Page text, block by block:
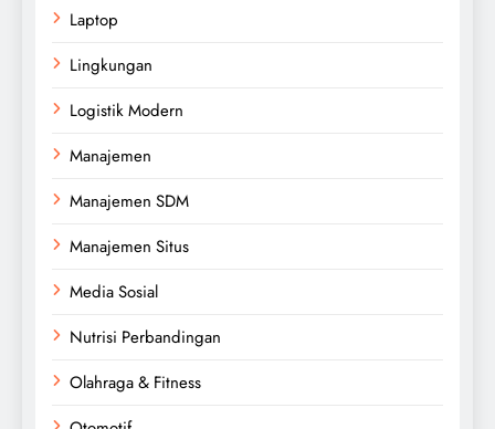
Laptop
Lingkungan
Logistik Modern
Manajemen
Manajemen SDM
Manajemen Situs
Media Sosial
Nutrisi Perbandingan
Olahraga & Fitness